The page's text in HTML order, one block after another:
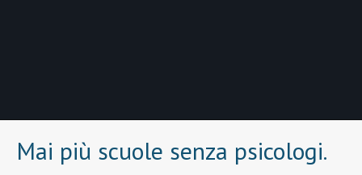
Mai più scuole senza psicologi.